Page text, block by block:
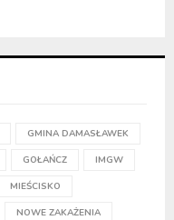
GMINA DAMASŁAWEK
GOŁAŃCZ IMGW
MIEŚCISKO
NOWE ZAKAŻENIA